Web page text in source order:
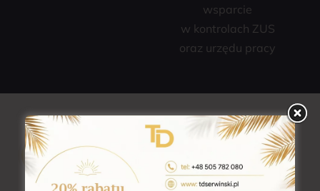
wsparcie
w kontrolach ZUS
oraz urzędu pracy
REFERENCJE
Polecają nas
Zaufanie naszych